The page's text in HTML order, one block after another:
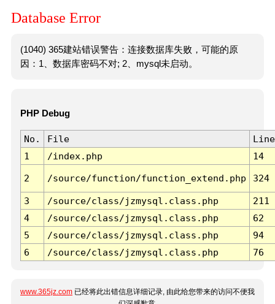
Database Error
(1040) 365建站错误警告：连接数据库失败，可能的原
因：1、数据库密码不对; 2、mysql未启动。
PHP Debug
No. File
Line
1
/index.php 14
2 /source/function/function_extend.php 324
3 /source/class/jzmysql.class.php
211
4
/source/class/jzmysql.class.php
62
5
/source/class/jzmysql.class.php
94
6
/source/class/jzmysql.class.php 76
www.365jz.com 已经将此出错信息详细记录, 由此给您带来的访问不便我